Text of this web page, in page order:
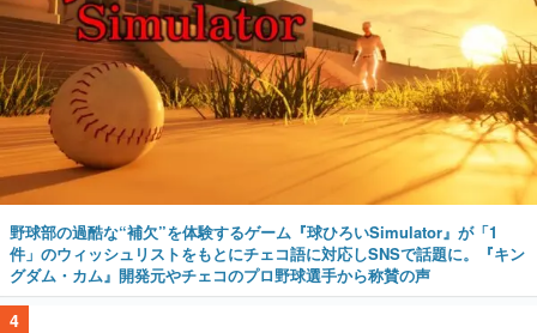
野球部の過酷な“補欠”を体験するゲーム『球ひろいSimulator』が「1
件」のウィッシュリストをもとにチェコ語に対応しSNSで話題に。『キン
グダム・カム』開発元やチェコのプロ野球選手から称賛の声
4